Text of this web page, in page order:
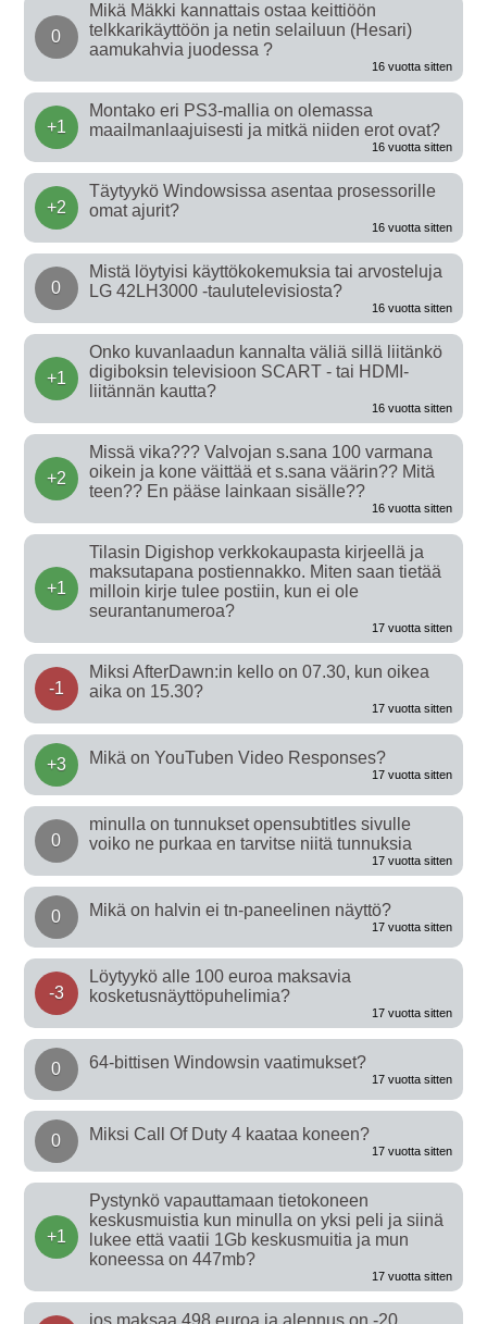
0
Mikä Mäkki kannattais ostaa keittiöön
telkkarikäyttöön ja netin selailuun (Hesari)
aamukahvia juodessa ?
16 vuotta sitten
+1
Montako eri PS3-mallia on olemassa
maailmanlaajuisesti ja mitkä niiden erot ovat?
16 vuotta sitten
+2
Täytyykö Windowsissa asentaa prosessorille
omat ajurit?
16 vuotta sitten
0
Mistä löytyisi käyttökokemuksia tai arvosteluja
LG 42LH3000 -taulutelevisiosta?
16 vuotta sitten
+1
Onko kuvanlaadun kannalta väliä sillä liitänkö
digiboksin televisioon SCART - tai HDMI-
liitännän kautta?
16 vuotta sitten
+2
Missä vika??? Valvojan s.sana 100 varmana
oikein ja kone väittää et s.sana väärin?? Mitä
teen?? En pääse lainkaan sisälle??
16 vuotta sitten
+1
Tilasin Digishop verkkokaupasta kirjeellä ja
maksutapana postiennakko. Miten saan tietää
milloin kirje tulee postiin, kun ei ole
seurantanumeroa?
17 vuotta sitten
-1
Miksi AfterDawn:in kello on 07.30, kun oikea
aika on 15.30?
17 vuotta sitten
+3 Mikä on YouTuben Video Responses?
17 vuotta sitten
0
minulla on tunnukset opensubtitles sivulle
voiko ne purkaa en tarvitse niitä tunnuksia
17 vuotta sitten
0 Mikä on halvin ei tn-paneelinen näyttö?
17 vuotta sitten
-3
Löytyykö alle 100 euroa maksavia
kosketusnäyttöpuhelimia?
17 vuotta sitten
0 64-bittisen Windowsin vaatimukset?
17 vuotta sitten
0 Miksi Call Of Duty 4 kaataa koneen?
17 vuotta sitten
+1
Pystynkö vapauttamaan tietokoneen
keskusmuistia kun minulla on yksi peli ja siinä
lukee että vaatii 1Gb keskusmuitia ja mun
koneessa on 447mb?
17 vuotta sitten